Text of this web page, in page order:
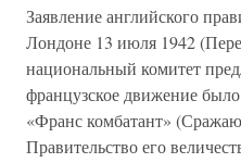
Заявление английского
Лондоне 13 июля 1942
национальный комитет
французское движение
«Франс комбатант»
Правительство его